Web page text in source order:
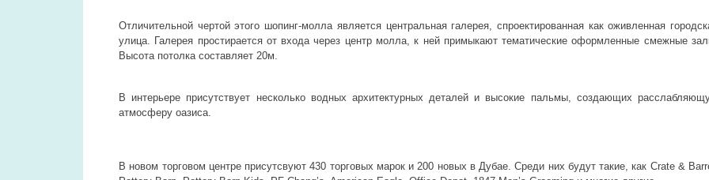
Отличительной чертой этого шопинг-молла является центральная галерея, спроектированная как оживленная
улица. Галерея простирается от входа через центр молла, к ней примыкают тематические оформленные смежные
Высота потолка составляет 20м.
В интерьере присутствует несколько водных архитектурных деталей и высокие пальмы, создающих
атмосферу оазиса.
В новом торговом центре присутсвуют 430 торговых марок и 200 новых в Дубае. Среди них будут такие, как Crate &